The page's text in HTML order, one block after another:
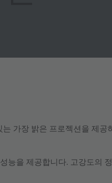
가장 밝은 프로젝션을 제
능을 제공합니다. 고강도의